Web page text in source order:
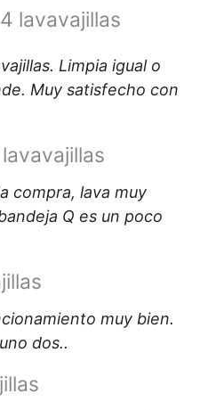
lavavajillas
Limpia igual o
Muy satisfecho con
compra, lava muy
Q es un poco
muy bien.
dos..